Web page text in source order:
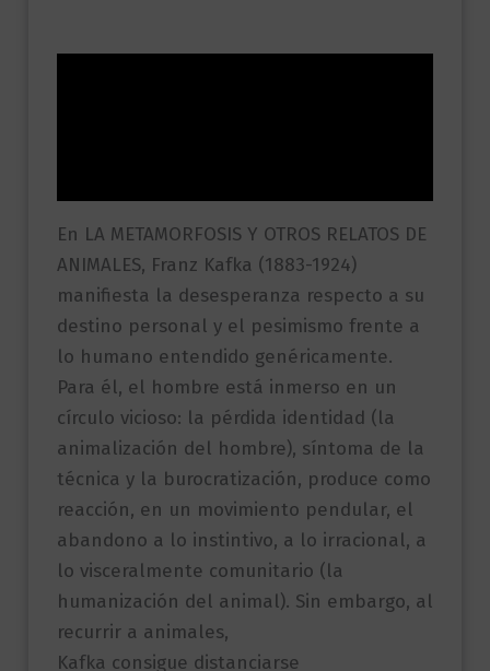
En LA METAMORFOSIS Y OTROS RELATOS DE
ANIMALES, Franz Kafka (1883-1924)
manifiesta la desesperanza respecto a su
destino personal y el pesimismo frente a
lo humano entendido genéricamente.
Para él, el hombre está inmerso en un
círculo vicioso: la pérdida identidad (la
animalización del hombre), síntoma de la
técnica y la burocratización, produce como
reacción, en un movimiento pendular, el
abandono a lo instintivo, a lo irracional, a
lo visceralmente comunitario (la
humanización del animal). Sin embargo, al
recurrir a animales,
Kafka consigue distanciarse